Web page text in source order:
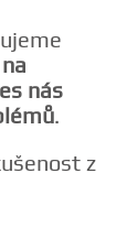
nás
.
z